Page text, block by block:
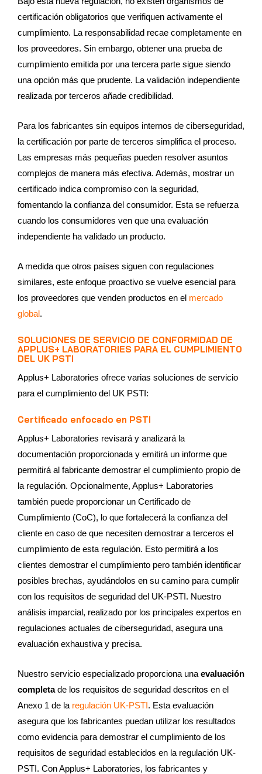
certificación obligatorios que verifiquen activamente el
cumplimiento. La responsabilidad recae completamente en
los proveedores. Sin embargo, obtener una prueba de
cumplimiento emitida por una tercera parte sigue siendo
una opción más que prudente. La validación independiente
realizada por terceros añade credibilidad.
Para los fabricantes sin equipos internos de ciberseguridad,
la certificación por parte de terceros simplifica el proceso.
Las empresas más pequeñas pueden resolver asuntos
complejos de manera más efectiva. Además, mostrar un
certificado indica compromiso con la seguridad,
fomentando la confianza del consumidor. Esta se refuerza
cuando los consumidores ven que una evaluación
independiente ha validado un producto.
A medida que otros países siguen con regulaciones
similares, este enfoque proactivo se vuelve esencial para
los proveedores que venden productos en el mercado
global.
SOLUCIONES DE SERVICIO DE CONFORMIDAD DE
APPLUS+ LABORATORIES PARA EL CUMPLIMIENTO
DEL UK PSTI
Applus+ Laboratories ofrece varias soluciones de servicio
para el cumplimiento del UK PSTI:
Certificado enfocado en PSTI
Applus+ Laboratories revisará y analizará la
documentación proporcionada y emitirá un informe que
permitirá al fabricante demostrar el cumplimiento propio de
la regulación. Opcionalmente, Applus+ Laboratories
también puede proporcionar un Certificado de
Cumplimiento (CoC), lo que fortalecerá la confianza del
cliente en caso de que necesiten demostrar a terceros el
cumplimiento de esta regulación. Esto permitirá a los
clientes demostrar el cumplimiento pero también identificar
posibles brechas, ayudándolos en su camino para cumplir
con los requisitos de seguridad del UK-PSTI. Nuestro
análisis imparcial, realizado por los principales expertos en
regulaciones actuales de ciberseguridad, asegura una
evaluación exhaustiva y precisa.
Nuestro servicio especializado proporciona una evaluación
completade los requisitos de seguridad descritos en el
Anexo 1 de la regulación UK-PSTI. Esta evaluación
asegura que los fabricantes puedan utilizar los resultados
como evidencia para demostrar el cumplimiento de los
requisitos de seguridad establecidos en la regulación UK-
PSTI. Con Applus+ Laboratories, los fabricantes y